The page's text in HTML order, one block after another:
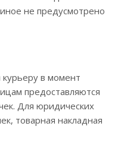
не предусмотрено
в момент
предоставляются
Для юридических
товарная накладная